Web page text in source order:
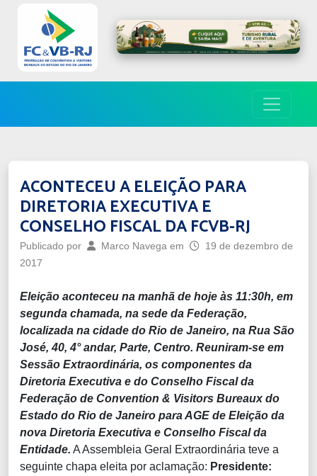
ACONTECEU A ELEIÇÃO PARA
DIRETORIA EXECUTIVA E
CONSELHO FISCAL DA FCVB-RJ
Publicado por Marco Navega em
19 de dezembro de
2017
Eleição aconteceu na manhã de hoje às 11:30h, em
segunda chamada, na sede da Federação,
localizada na cidade do Rio de Janeiro, na Rua São
José, 40, 4° andar, Parte, Centro. Reuniram-se em
Sessão Extraordinária, os componentes da
Diretoria Executiva e do Conselho Fiscal da
Federação de Convention & Visitors Bureaux do
Estado do Rio de Janeiro para AGE de Eleição da
nova Diretoria Executiva e Conselho Fiscal da
Entidade. A Assembleia Geral Extraordinária teve a
seguinte chapa eleita por aclamação: Presidente: